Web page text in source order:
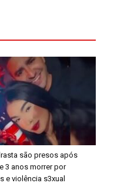
são presos após
3 anos morrer por
e violência s3xual